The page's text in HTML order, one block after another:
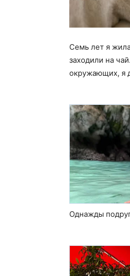
Семь лет я
заходили на
окружающих, я
Однажды